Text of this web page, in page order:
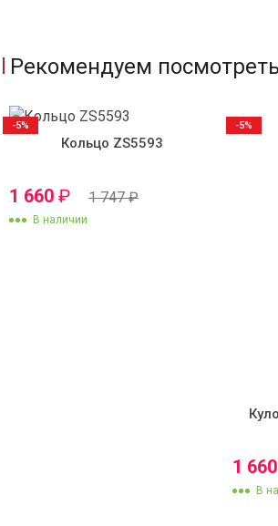
Рекомендуем
Кольцо ZS5593
1 660 ₽ 1 747₽
В наличии
-5%
1 660
В
-5%